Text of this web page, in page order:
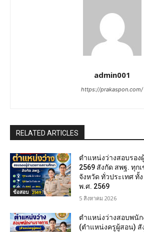
admin001
https://prakaspon.com/
RELATED ARTICLES
ข้อสอบ
ตำแหน่งว่างสอบรอ
2569 สังกัด สพฐ. ทุก
จังหวัด ทั่วประเทศ ทั้
พ.ศ. 2569
5 สิงหาคม 2026
ตำแหน่งว่างสอบพนั
(ตำแหน่งครูผู้สอน) สั